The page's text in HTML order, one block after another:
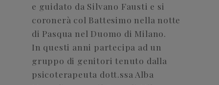
e guidato da Silvano Fausti e si
coronerà col Battesimo nella notte
di Pasqua nel Duomo di Milano.
In questi anni partecipa ad un
gruppo di genitori tenuto dalla
psicoterapeuta dott.ssa Alba